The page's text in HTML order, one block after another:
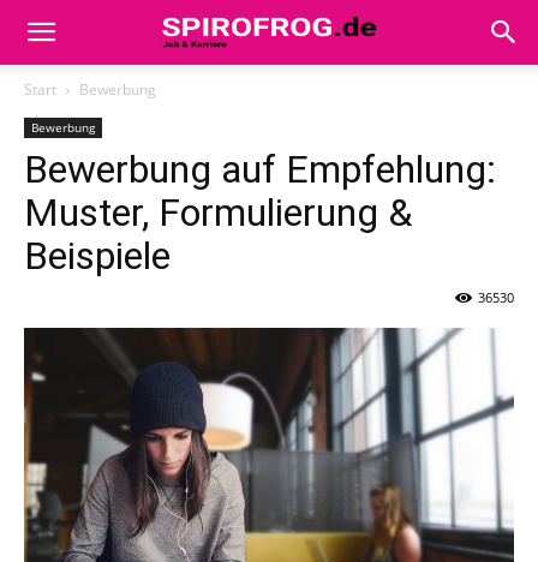
Start Bewerbung
Bewerbung
Bewerbung auf Empfehlung:
Muster, Formulierung &
Beispiele
36530